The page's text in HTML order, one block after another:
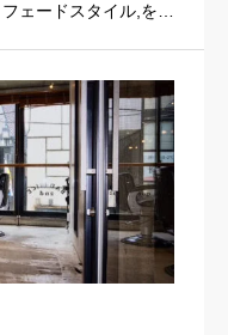
ェードスタイル,を取
b […]